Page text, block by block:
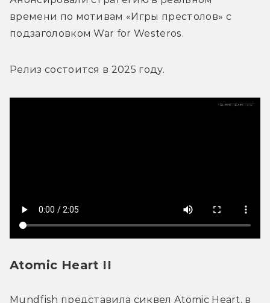
времени по мотивам «Игры престолов» с
подзаголовком War for Westeros.
Релиз состоится в 2025 году.
Atomic Heart II
Mundfish представила сиквел Atomic Heart, в